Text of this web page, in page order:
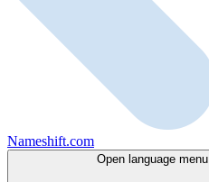
Nameshift.com
Open language menu